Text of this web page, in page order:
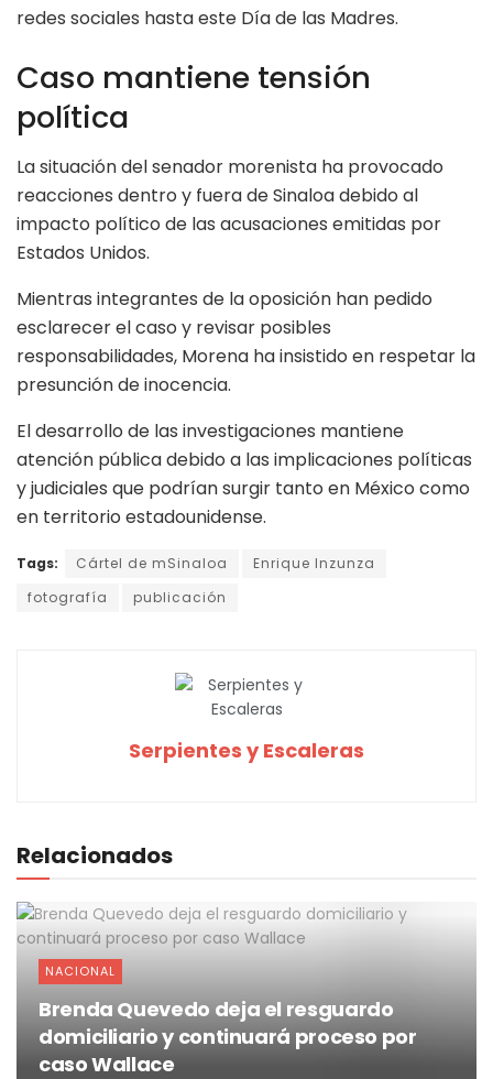
redes sociales hasta este Día de las Madres.
Caso mantiene tensión
política
La situación del senador morenista ha provocado
reacciones dentro y fuera de Sinaloa debido al
impacto político de las acusaciones emitidas por
Estados Unidos.
Mientras integrantes de la oposición han pedido
esclarecer el caso y revisar posibles
responsabilidades, Morena ha insistido en respetar la
presunción de inocencia.
El desarrollo de las investigaciones mantiene
atención pública debido a las implicaciones políticas
y judiciales que podrían surgir tanto en México como
en territorio estadounidense.
Tags: Cártel de mSinaloa
Enrique Inzunza
fotografía
publicación
Serpientes y Escaleras
Relacionados
NACIONAL
Brenda Quevedo deja el resguardo
domiciliario y continuará proceso por
caso Wallace